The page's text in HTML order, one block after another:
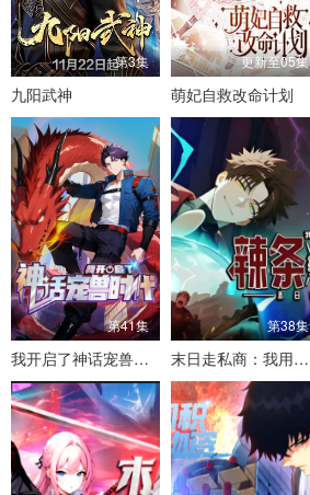
第3集
九阳武神
更新至05集
萌妃自救改命计划
第41集
我开启了神话宠兽时代
第38集
末日走私商：我用辣条换金砖